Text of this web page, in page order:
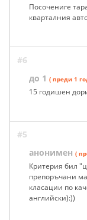
Посочениге
кварталния
#6
до 1 ( преди 1
15 годишен
#5
анонимен (
Критерия бил
препоръчани
класации по
английски):))